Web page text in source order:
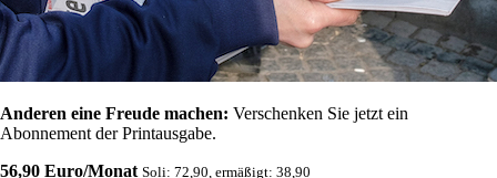
Anderen eine Freude machen: Verschenken Sie jetzt ein
Abonnement der Printausgabe.
56,90 Euro/Monat Soli: 72,90, ermäßigt: 38,90